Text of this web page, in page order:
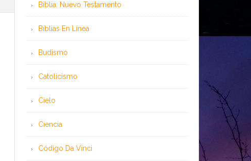
Biblia: Nuevo Testamento
Bíblias En Línea
Budismo
Catolicismo
Cielo
Ciencia
Código Da Vinci